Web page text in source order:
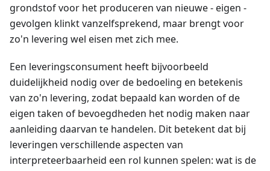
grondstof voor het produceren van nieuwe - eigen -
gevolgen klinkt vanzelfsprekend, maar brengt voor
zo'n levering wel eisen met zich mee.
Een leveringsconsument heeft bijvoorbeeld
duidelijkheid nodig over de bedoeling en betekenis
van zo'n levering, zodat bepaald kan worden of de
eigen taken of bevoegdheden het nodig maken naar
aanleiding daarvan te handelen. Dit betekent dat bij
leveringen verschillende aspecten van
interpreteerbaarheid een rol kunnen spelen: wat is de